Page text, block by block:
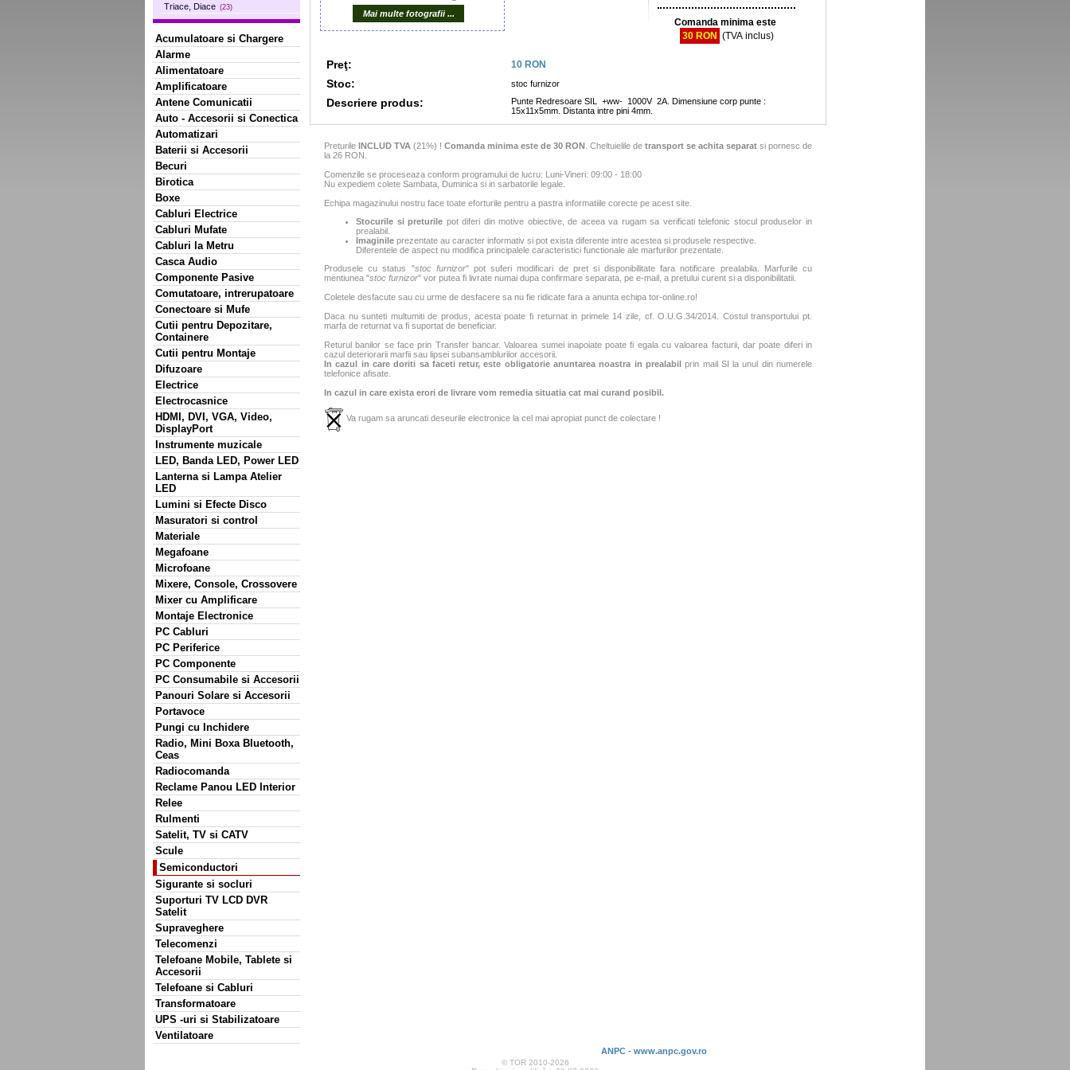
Triace, Diace (23)
Acumulatoare si Chargere
Alarme
Alimentatoare
Amplificatoare
Antene Comunicatii
Auto - Accesorii si Conectica
Automatizari
Baterii si Accesorii
Becuri
Birotica
Boxe
Cabluri Electrice
Cabluri Mufate
Cabluri la Metru
Casca Audio
Componente Pasive
Comutatoare, intrerupatoare
Conectoare si Mufe
Cutii pentru Depozitare,
Containere
Cutii pentru Montaje
Difuzoare
Electrice
Electrocasnice
HDMI, DVI, VGA, Video,
DisplayPort
Instrumente muzicale
LED, Banda LED, Power LED
Lanterna si Lampa Atelier
LED
Lumini si Efecte Disco
Masuratori si control
Materiale
Megafoane
Microfoane
Mixere, Console, Crossovere
Mixer cu Amplificare
Montaje Electronice
PC Cabluri
PC Periferice
PC Componente
PC Consumabile si Accesorii
Panouri Solare si Accesorii
Portavoce
Pungi cu Inchidere
Radio, Mini Boxa Bluetooth,
Ceas
Radiocomanda
Reclame Panou LED Interior
Relee
Rulmenti
Satelit, TV si CATV
Scule
Semiconductori
Sigurante si socluri
Suporturi TV LCD DVR
Satelit
Supraveghere
Telecomenzi
Telefoane Mobile, Tablete si
Accesorii
Telefoane si Cabluri
Transformatoare
UPS -uri si Stabilizatoare
Ventilatoare
Mai multe fotografii ...
Comanda minima este
30 RON (TVA inclus)
Preţ: 10 RON
Stoc: stoc furnizor
Descriere produs:
Punte Redresoare SIL +ww- 1000V 2A. Dimensiune corp punte :
15x11x5mm. Distanta intre pini 4mm.
Preturile INCLUD TVA (21%) ! Comanda minima este de 30 RON . Cheltuielile de transport se achita separat si pornesc de
la 26 RON.
Comenzile se proceseaza conform programului de lucru: Luni-Vineri: 09:00 - 18:00
Nu expediem colete Sambata, Duminica si in sarbatorile legale.
Echipa magazinului nostru face toate eforturile pentru a pastra informatiile corecte pe acest site.
Stocurile si preturile pot diferi din motive obiective, de aceea va rugam sa verificati telefonic stocul produselor in
prealabil.
Imaginile prezentate au caracter informativ si pot exista diferente intre acestea si produsele respective.
Diferentele de aspect nu modifica principalele caracteristici functionale ale marfurilor prezentate.
Produsele cu status "stoc furnizor" pot suferi modificari de pret si disponibilitate fara notificare prealabila. Marfurile cu
mentiunea "stoc furnizor" vor putea fi livrate numai dupa confirmare separata, pe e-mail, a pretului curent si a disponibilitatii.
Coletele desfacute sau cu urme de desfacere sa nu fie ridicate fara a anunta echipa tor-online.ro!
Daca nu sunteti multumiti de produs, acesta poate fi returnat in primele 14 zile, cf. O.U.G.34/2014. Costul transportului pt.
marfa de returnat va fi suportat de beneficiar.
Returul banilor se face prin Transfer bancar. Valoarea sumei inapoiate poate fi egala cu valoarea facturii, dar poate diferi in
cazul deteriorarii marfii sau lipsei subansamblurilor accesorii.
In cazul in care doriti sa faceti retur, este obligatorie anuntarea noastra in prealabil prin mail SI la unul din numerele
telefonice afisate.
In cazul in care exista erori de livrare vom remedia situatia cat mai curand posibil.
Va rugam sa aruncati deseurile electronice la cel mai apropiat punct de colectare !
ANPC - www.anpc.gov.ro
© TOR 2010-2026